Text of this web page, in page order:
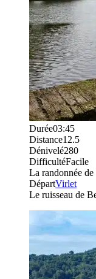
Durée03:45
Distance12.5
Dénivelé280
DifficultéFacile
La randonnée de
DépartVirlet
Le ruisseau de